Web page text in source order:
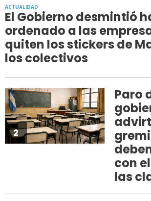
ACTUALIDAD
El Gobierno desmintió
ordenado a las
quiten los stickers de
los colectivos
2
Paro
con
las